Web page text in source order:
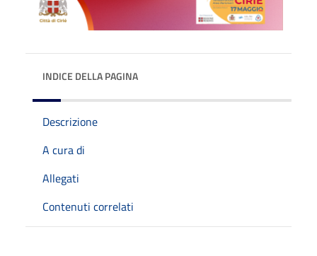
INDICE DELLA PAGINA
Descrizione
A cura di
Allegati
Contenuti correlati